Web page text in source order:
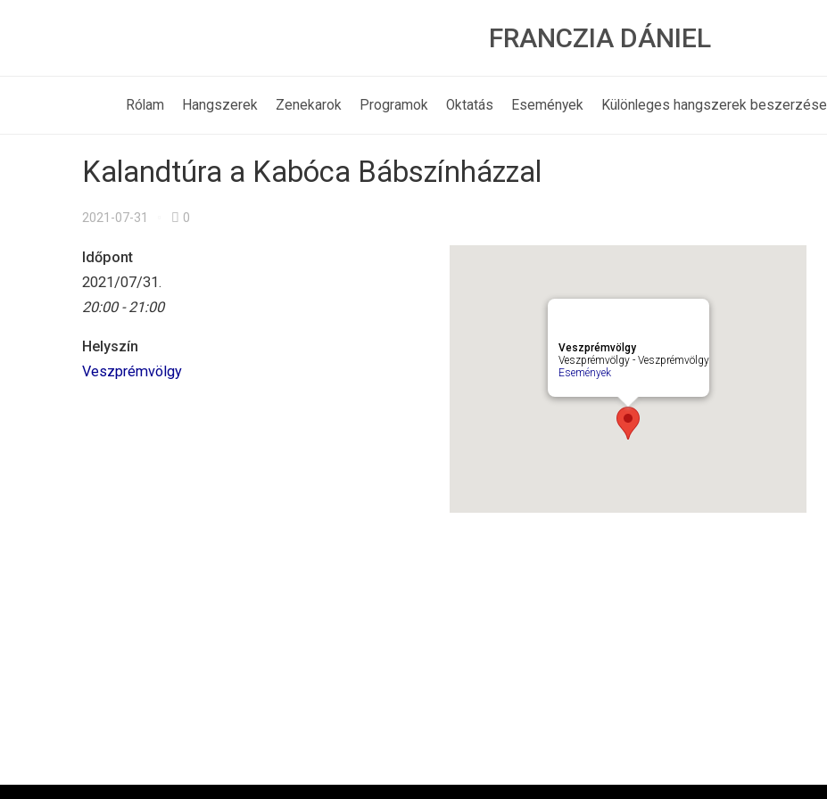
FRANCZIA DÁNIEL
Rólam Hangszerek Zenekarok Programok Oktatás Események Különleges hangszerek beszerzése
Kalandtúra a Kabóca Bábszínházzal
2021-07-31 0
Veszprémvölgy
Veszprémvölgy - Veszprémvölgy
Események
Időpont
2021/07/31.
20:00 - 21:00
Helyszín
Veszprémvölgy